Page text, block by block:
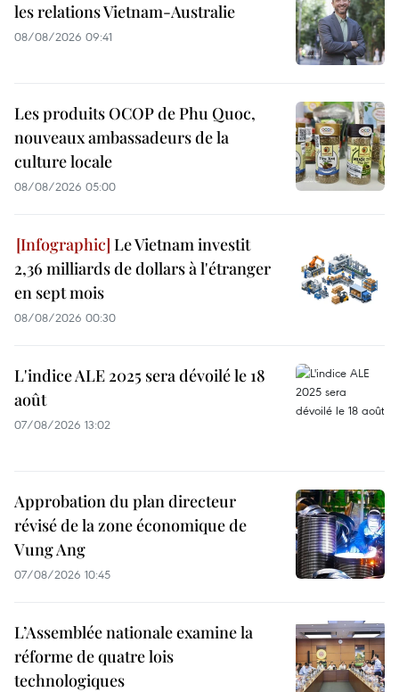
les relations Vietnam-Australie
08/08/2026 09:41
Les produits OCOP de Phu Quoc,
nouveaux ambassadeurs de la
culture locale
08/08/2026 05:00
Le Vietnam investit
2,36 milliards de dollars à l'étranger
en sept mois
08/08/2026 00:30
L'indice ALE 2025 sera dévoilé le 18
août
07/08/2026 13:02
Approbation du plan directeur
révisé de la zone économique de
Vung Ang
07/08/2026 10:45
L’Assemblée nationale examine la
réforme de quatre lois
technologiques